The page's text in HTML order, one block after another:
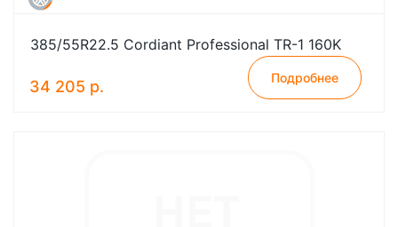
385/55R22.5 Cordiant Professional TR-1 160K
34 205 р. Подробнее